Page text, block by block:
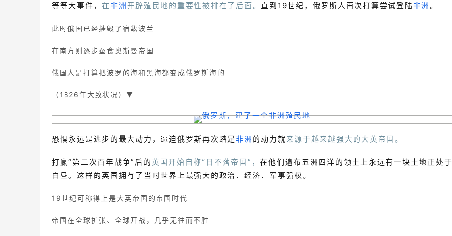
等等大事件， 在非洲开辟殖民地的重要性被排在了后面。 直到19世纪，俄罗斯人再次打算尝试登陆非洲。
此时俄国已经摧毁了宿敌波兰
在南方则逐步蚕食奥斯曼帝国
俄国人是打算把波罗的海和黑海都变成俄罗斯海的
（1826年大致状况）▼
恐惧永远是进步的最大动力，逼迫俄罗斯再次踏足非洲 的动力就来源于越来越强大的大英帝国。
打赢“第二次百年战争”后的 英国开始自称“日不落帝国”， 在他们遍布五洲四洋的领土上永远有一块土地正处于
白昼。这样的英国拥有了当时世界上最强大的政治、经济、军事强权。
19世纪可称得上是大英帝国的帝国时代
帝国在全球扩张、全球开战，几乎无往而不胜